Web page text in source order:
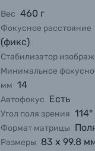
Вес 460 г
Фокусное расстояние
(фикс)
Стабилизатор
Минимальное
мм 14
Автофокус Есть
Угол поля зрения 114°
Формат матрицы
Размеры 83 х 99.8